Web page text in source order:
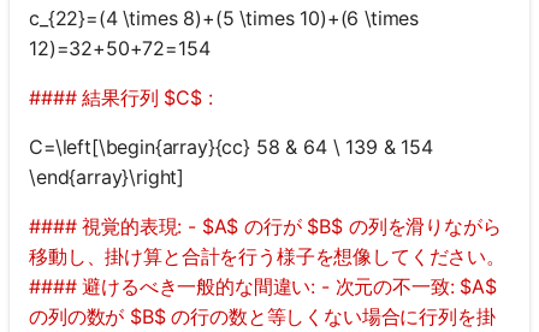
c_{22}=(4 \times 8)+(5 \times 10)+(6 \times
12)=32+50+72=154
#### 結果行列 $C$ :
C=\left[\begin{array}{cc} 58 & 64 \ 139 & 154
\end{array}\right]
#### 視覚的表現: - $A$ の行が $B$ の列を滑りながら
移動し、掛け算と合計を行う様子を想像してください。
#### 避けるべき一般的な間違い: - 次元の不一致: $A$
の列の数が $B$ の行の数と等しくない場合に行列を掛